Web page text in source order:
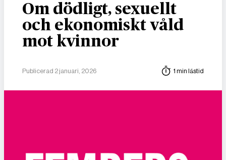
Om dödligt, sexuellt
och ekonomiskt våld
mot kvinnor
Publicerad 2 januari, 2026 1 min lästid